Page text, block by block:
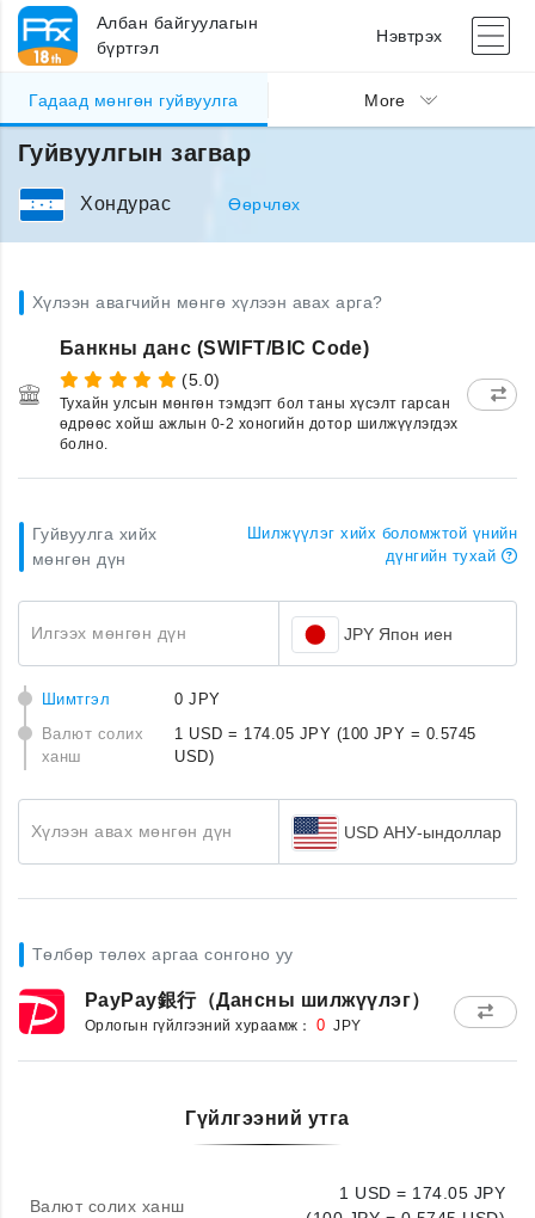
Албан байгуулагын
бүртгэл
Нэвтрэх
Гадаад мөнгөн гуйвуулга More
Гуйвуулгын загвар
Хондурас Өөрчлөх
Хүлээн авагчийн мөнгө хүлээн авах арга?
Банкны данс (SWIFT/BIC Code)
(5.0)
Тухайн улсын мөнгөн тэмдэгт бол таны хүсэлт гарсан
өдрөөс хойш ажлын 0-2 хоногийн дотор шилжүүлэгдэх
болно.
Гуйвуулга хийх
мөнгөн дүн
Шилжүүлэг хийх боломжтой үнийн
дүнгийн тухай
Илгээх мөнгөн дүн JPY Япон иен
Шимтгэл
0 JPY
Валют солих
ханш
1 USD = 174.05 JPY (100 JPY = 0.5745
USD)
Хүлээн авах мөнгөн дүн USD АНУ-ындоллар
Төлбөр төлөх аргаа сонгоно уу
PayPay銀行（Дансны шилжүүлэг）
Орлогын гүйлгээний хураамж： 0 JPY
Гүйлгээний утга
Валют солих ханш
1 USD = 174.05 JPY